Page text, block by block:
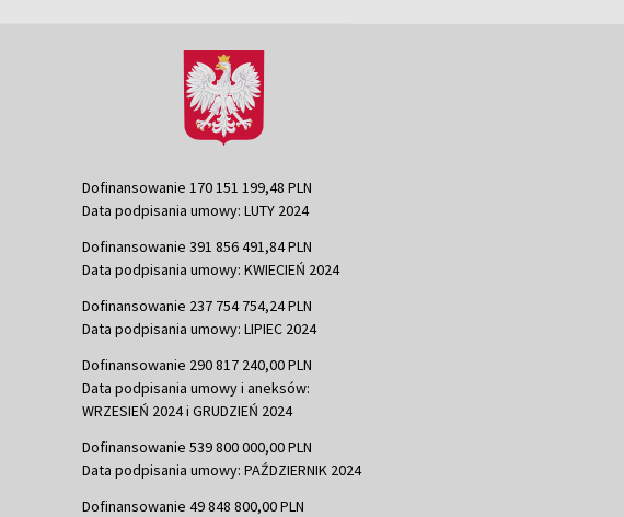
Dofinansowanie 170 151 199,48 PLN
Data podpisania umowy: LUTY 2024
Dofinansowanie 391 856 491,84 PLN
Data podpisania umowy: KWIECIEŃ 2024
Dofinansowanie 237 754 754,24 PLN
Data podpisania umowy: LIPIEC 2024
Dofinansowanie 290 817 240,00 PLN
Data podpisania umowy i aneksów:
WRZESIEŃ 2024 i GRUDZIEŃ 2024
Dofinansowanie 539 800 000,00 PLN
Data podpisania umowy: PAŹDZIERNIK 2024
Dofinansowanie 49 848 800,00 PLN